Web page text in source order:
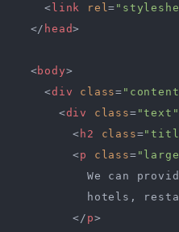
< link rel=
</ head>
<body>
<div class=
<div class= "text"
< h2 class=
<p class=
We can
hotels,
</ p>